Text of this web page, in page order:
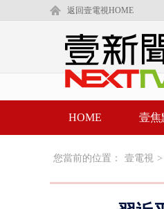
返回壹電視HOME
HOME 壹焦
您當前的位置： 壹電視 >